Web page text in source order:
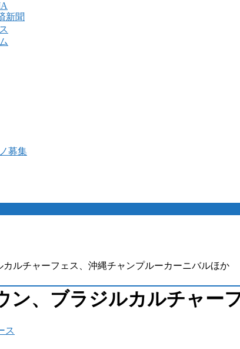
新聞
募集
カルチャーフェス、沖縄チャンプルーカーニバルほか
ン、ブラジルカルチャ
ス